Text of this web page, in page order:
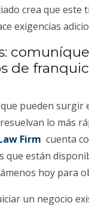
crea que este
exigencias
de
pueden
lo más
Firm cuenta
que están
hoy para
un negocio